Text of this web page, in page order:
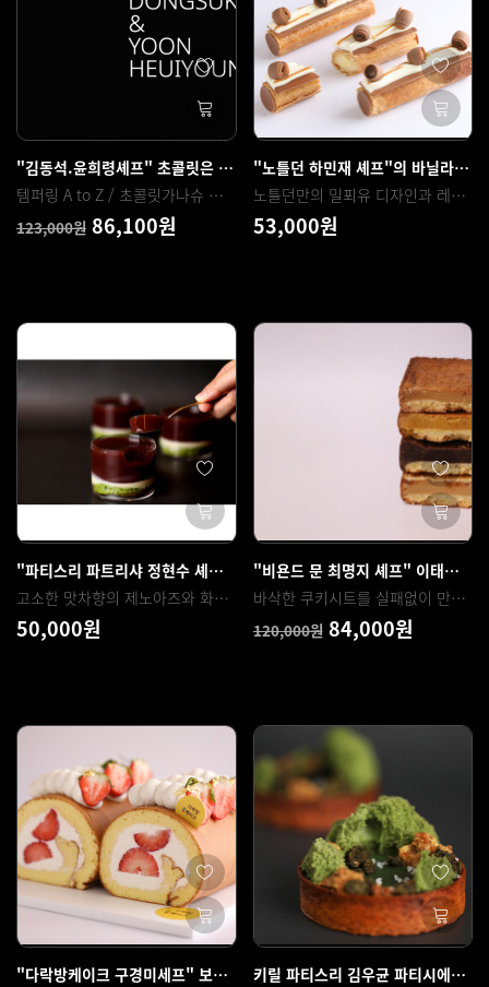
"김동석.윤희령셰프" 초콜릿은 4강의로 끝낸다.
템퍼링 A to Z / 초콜릿가나슈 사이언스 / 초콜릿 데코레이션 / 초콜릿 소형 공예
123,000원 86,100원
"노틀던 하민재 셰프"의 바닐라 카라멜 밀푀유
노틀던만의 밀푀유 디자인과 레시피
53,000원
"파티스리 파트리샤 정현수 셰프" 일본식양갱을 이용한 팥양갱 케이크, 아즈키
고소한 맛차향의 제노아즈와 화이트 초콜릿 가나슈, 일본식양갱으로 구성한 어디에도 없는 디저트를 배울 수 있는강의입니다. 아즈키는 입에 머금으면 일본 교토가 연상되는 베이킹 스튜디오 츠지의 오리지널 케이 크입니다. 다른 디저트에도 두루 사용 가능한 활용도 높은 범용적인 맛차 제노아즈와 부드러운 식감의 일본식 양갱을 중점적으로 배울 수 있습니다.
50,000원
"비욘드 문 최명지 셰프" 이태원 경리단길 화제의 버터바 4종 만들기
바삭한 쿠키시트를 실패없이 만드는 방법과 플레인, 초코가냐슈, 애플크럼블, 단호박 4가지 종류를 어렵지 않게 만드는 방법, 그에 맞는 또 다른 대안을 알려드려요. 맛있으면서 쉽게 만들 수 있는 버터바 4종을 배우실 수 있습니다.
120,000원84,000원
"다락방케이크 구경미세프" 보들보들 촉촉한 일본식 딸기 카스텔라 롤케이크
키릴 파티스리 김우균 파티시에의 거문도 쑥 쁘띠갸또 타르트 베이킹클래스